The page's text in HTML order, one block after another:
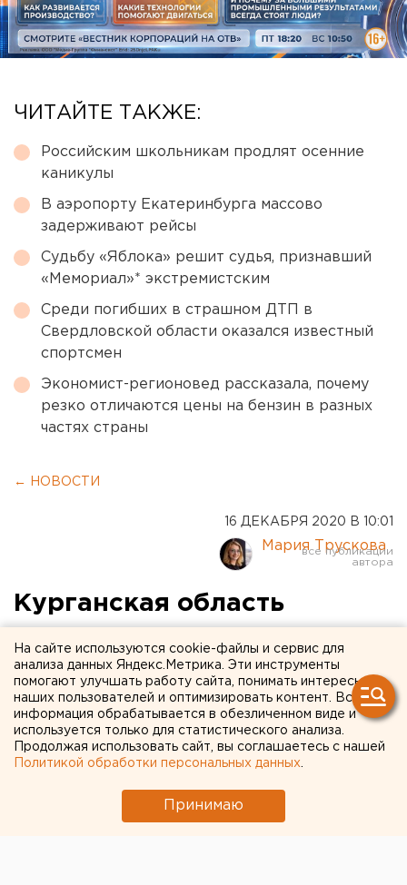
ЧИТАЙТЕ ТАКЖЕ:
Российским школьникам продлят осенние
каникулы
В аэропорту Екатеринбурга массово
задерживают рейсы
Судьбу «Яблока» решит судья, признавший
«Мемориал»* экстремистским
Среди погибших в страшном ДТП в
Свердловской области оказался известный
спортсмен
Экономист-регионовед рассказала, почему
резко отличаются цены на бензин в разных
частях страны
← НОВОСТИ
16 ДЕКАБРЯ 2020 В 10:01
Мария Трускова
Курганская область
запланировала
беспрецедентные расходы
на 2021 год
На сайте используются cookie-файлы и сервис для
анализа данных Яндекс.Метрика. Эти инструменты
помогают улучшать работу сайта, понимать интересы
наших пользователей и оптимизировать контент. Вся
информация обрабатывается в обезличенном виде и
используется только для статистического анализа.
Продолжая использовать сайт, вы соглашаетесь с нашей
Политикой обработки персональных данных
Принимаю